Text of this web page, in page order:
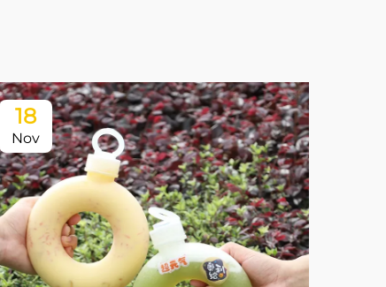
18
Nov